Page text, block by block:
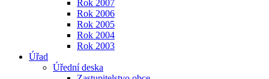
Rok 2007
Rok 2006
Rok 2005
Rok 2004
Rok 2003
Úřad
Úřední deska